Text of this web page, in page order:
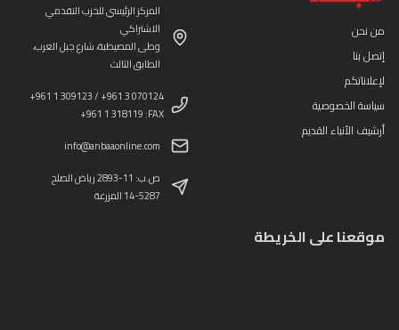
من نحن
إتصل بنا
لإعلاناتكم
سياسة الخصوصية
أرشيف الأنباء القديم
المركز الرئيسي للحزب التقدمي
الاشتراكي
وطى المصيطبة، شارع جبل العرب،
الطابق الثالث
+961 1 309123 / +961 3 070124
+961 1 318119 :FAX
info@anbaaonline.com
ص.ب: 11-2893 رياض الصلح
14-5287 المزرعة
موقعنا على الخريطة